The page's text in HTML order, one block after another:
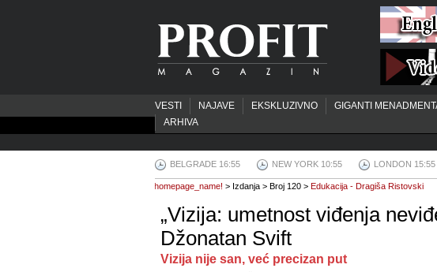
VESTI NAJAVE EKSKLUZIVNO GIGANTI
ARHIVA
BELGRADE 16:55 NEW YORK 10:55 LONDON 15:55
homepage_name! > Izdanja > Broj 120 > Edukacija - Dragiša Ristovski
„Vizija: umetnost viđenja
Džonatan Svift
Vizija nije san, već precizan put